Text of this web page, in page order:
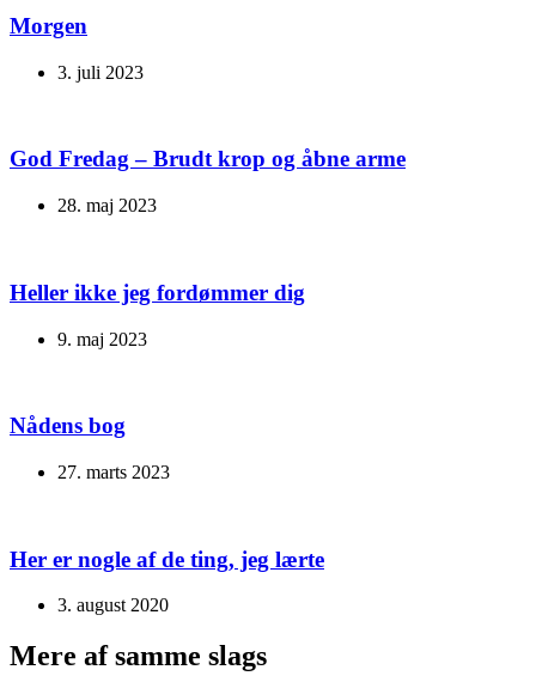
Morgen
3. juli 2023
God Fredag – Brudt krop og åbne arme
28. maj 2023
Heller ikke jeg fordømmer dig
9. maj 2023
Nådens bog
27. marts 2023
Her er nogle af de ting, jeg lærte
3. august 2020
Mere af samme slags